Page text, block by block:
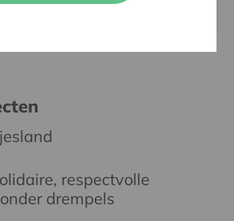
respectvolle
drempels